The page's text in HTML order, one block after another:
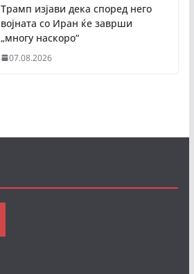
Трамп изјави дека според него
војната со Иран ќе заврши
„многу наскоро“
07.08.2026